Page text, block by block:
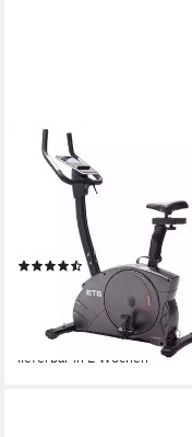
CHRISTOPEIT SPORT®
Ergometer ET 6
max. Benutzergewicht
Magnetbremse
Bremssystem
elektronisch verstellbar
(11)
319,00 € UVP 599,00 €
nur diesen Monat
-47%
lieferbar in 2 Wochen